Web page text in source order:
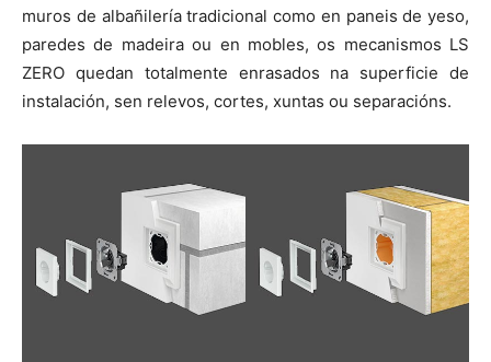
muros de albañilería tradicional como en paneis de yeso,
paredes de madeira ou en mobles, os mecanismos LS
ZERO quedan totalmente enrasados na superficie de
instalación, sen relevos, cortes, xuntas ou separacións.